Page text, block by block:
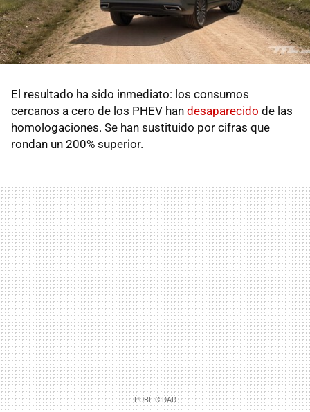
El resultado ha sido inmediato: los consumos
cercanos a cero de los PHEV han desaparecido de las
homologaciones. Se han sustituido por cifras que
rondan un 200% superior.